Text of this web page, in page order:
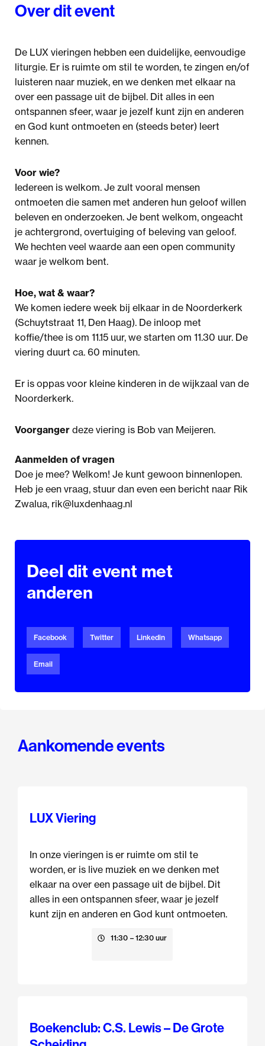
Over dit event
De LUX vieringen hebben een duidelijke, eenvoudige
liturgie. Er is ruimte om stil te worden, te zingen en/of
luisteren naar muziek, en we denken met elkaar na
over een passage uit de bijbel. Dit alles in een
ontspannen sfeer, waar je jezelf kunt zijn en anderen
en God kunt ontmoeten en (steeds beter) leert
kennen.
Voor wie?
Iedereen is welkom. Je zult vooral mensen
ontmoeten die samen met anderen hun geloof willen
beleven en onderzoeken. Je bent welkom, ongeacht
je achtergrond, overtuiging of beleving van geloof.
We hechten veel waarde aan een open community
waar je welkom bent.
Hoe, wat & waar?
We komen iedere week bij elkaar in de Noorderkerk
(Schuytstraat 11, Den Haag). De inloop met
koffie/thee is om 11.15 uur, we starten om 11.30 uur. De
viering duurt ca. 60 minuten.
Er is oppas voor kleine kinderen in de wijkzaal van de
Noorderkerk.
Voorganger deze viering is Bob van Meijeren.
Aanmelden of vragen
Doe je mee? Welkom! Je kunt gewoon binnenlopen.
Heb je een vraag, stuur dan even een bericht naar Rik
Zwalua, rik@luxdenhaag.nl
Deel dit event met
anderen
Facebook Twitter Linkedin Whatsapp
Email
Aankomende events
LUX Viering
In onze vieringen is er ruimte om stil te
worden, er is live muziek en we denken met
elkaar na over een passage uit de bijbel. Dit
alles in een ontspannen sfeer, waar je jezelf
kunt zijn en anderen en God kunt ontmoeten.
11:30 – 12:30 uur
Boekenclub: C.S. Lewis – De Grote